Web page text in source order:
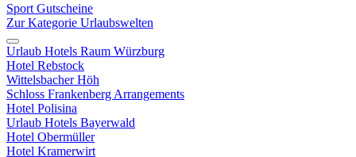
Sport Gutscheine
Zur Kategorie Urlaubswelten
Urlaub Hotels Raum Würzburg
Hotel Rebstock
Wittelsbacher Höh
Schloss Frankenberg Arrangements
Hotel Polisina
Urlaub Hotels Bayerwald
Hotel Obermüller
Hotel Kramerwirt